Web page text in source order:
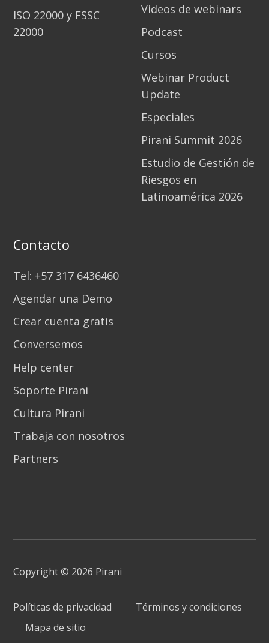
ISO 22000 y FSSC
22000
Videos de webinars
Podcast
Cursos
Webinar Product
Update
Especiales
Pirani Summit 2026
Estudio de Gestión de
Riesgos en
Latinoamérica 2026
Contacto
Tel: +57 317 6436460
Agendar una Demo
Crear cuenta gratis
Conversemos
Help center
Soporte Pirani
Cultura Pirani
Trabaja con nosotros
Partners
Copyright © 2026 Pirani
Políticas de privacidad
Términos y condiciones
Mapa de sitio